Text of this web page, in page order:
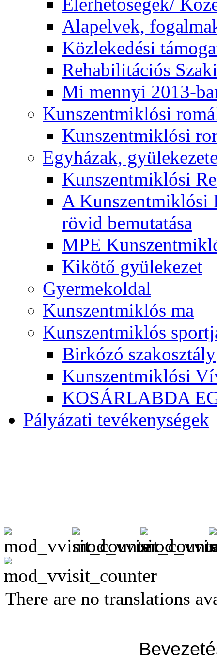
Alapelvek,
Közlekedési
Rehabilitációs
Mi mennyi 2013-
Kunszentmiklósi
Kunszentmiklósi
Egyházak,
Kunszentmiklósi
A Kunszentmiklósi
rövid bemutatása
MPE
Kikötő gyülekezet
Gyermekoldal
Kunszentmiklós ma
Kunszentmiklós
Birkózó szakosztály
Kunszentmiklósi
KOSÁRLABDA
Pályázati tevékenységek
There are no translations